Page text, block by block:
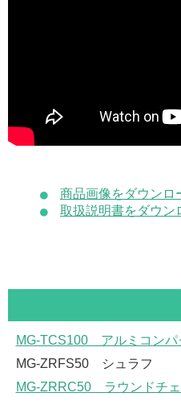
商品画像をダウンロ
取扱説明書をダウン
MG-TCS100 アルミコンパ
MG-ZRFS50 シュラフ
MG-ZRRC50 ラウンドチ